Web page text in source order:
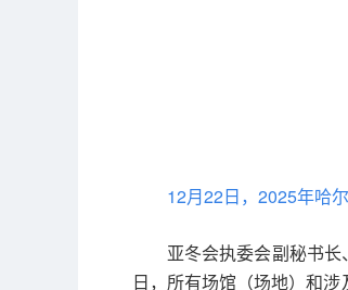
12月22日，2025年哈
亚冬会执委会副秘书
日，所有场馆（场地）和